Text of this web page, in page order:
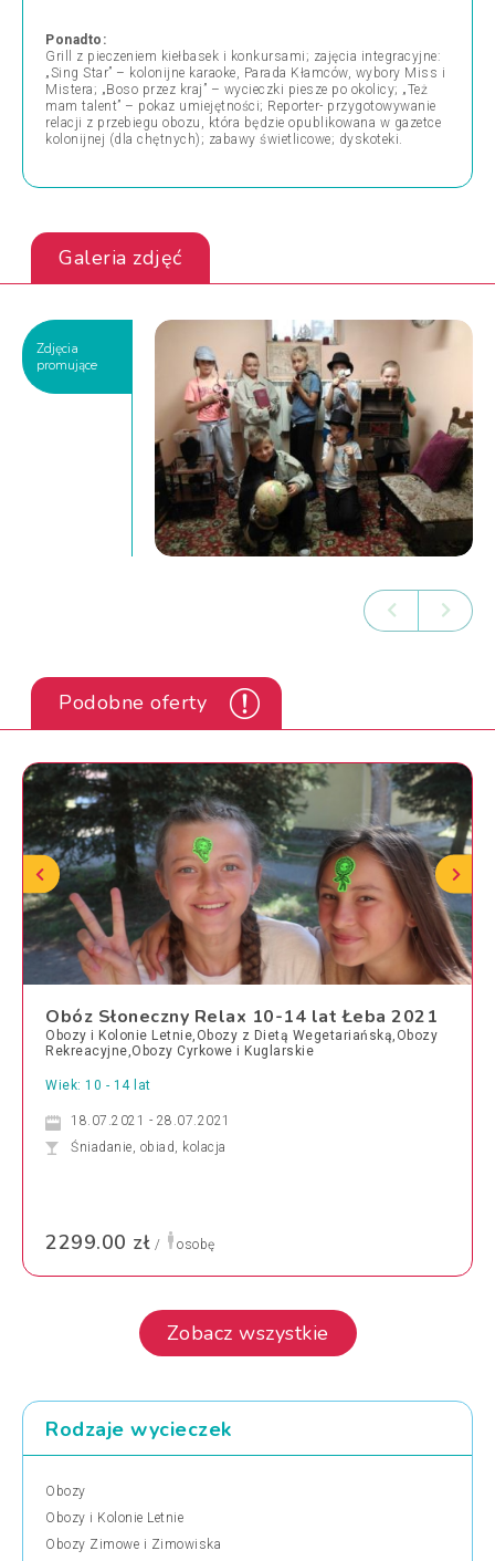
Ponadto:
Grill z pieczeniem kiełbasek i konkursami; zajęcia integracyjne:
„Sing Star” – kolonijne karaoke, Parada Kłamców, wybory Miss i
Mistera; „Boso przez kraj” – wycieczki piesze po okolicy; „Też
mam talent” – pokaz umiejętności; Reporter- przygotowywanie
relacji z przebiegu obozu, która będzie opublikowana w gazetce
kolonijnej (dla chętnych); zabawy świetlicowe; dyskoteki.
Galeria zdjęć
Zdjęcia
promujące
Podobne oferty
Obóz Słoneczny Relax 10-14 lat Łeba 2021
Obozy i Kolonie Letnie,Obozy z Dietą Wegetariańską,Obozy
Rekreacyjne,Obozy Cyrkowe i Kuglarskie
Wiek: 10 - 14 lat
18.07.2021 - 28.07.2021
Śniadanie, obiad, kolacja
2299.00 zł / osobę
Zobacz wszystkie
Rodzaje wycieczek
Obozy
Obozy i Kolonie Letnie
Obozy Zimowe i Zimowiska